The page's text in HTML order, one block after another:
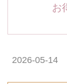
お
2026-05-14